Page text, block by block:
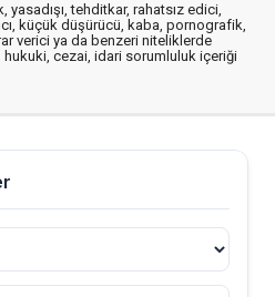
tehditkar, rahatsız edici,
küçük düşürücü, kaba, pornografik,
verici ya da benzeri niteliklerde
cezai, idari sorumluluk içeriği